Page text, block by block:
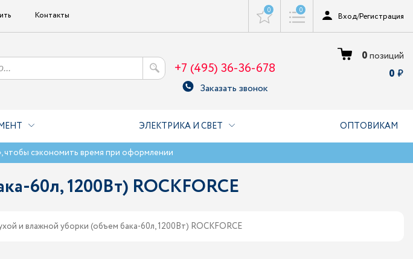
Контакты 0 0
Вход/Регистрация
+7 (495) 36-36-678
Заказать звонок
0позиций
0
ЭЛЕКТРИКА И СВЕТ ОПТОВИКАМ
чтобы сэкономить время при оформлении
60л, 1200Вт) ROCKFORCE
и влажной уборки (объем бака-60л, 1200Вт) ROCKFORCE